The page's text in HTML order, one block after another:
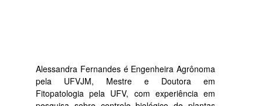
Alessandra Fernandes é Engenheira Agrônoma
pela UFVJM, Mestre e Doutora em
Fitopatologia pela UFV, com experiência em